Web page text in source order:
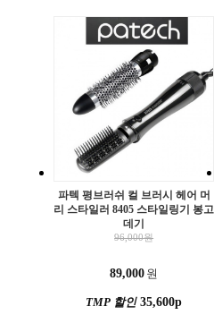
파텍 평브러쉬 컬 브러시 헤어 머
리 스타일러 8405 스타일링기 봉고
데기
96,000원
89,000 원
TMP 할인35,600p